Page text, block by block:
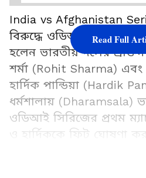
India vs Afghanistan
বিরুদ্ধে ওডিআই সিরিজে
হলেন ভারতীয় দলের
শর্মা (Rohit Sharma)
হার্দিক পান্ডিয়া (Hardik
ধর্মশালায় (Dharamsala)
ওডিআই সিরিজের প্রথম
ও হার্দিককে ফিট ঘোষণা
Read Full